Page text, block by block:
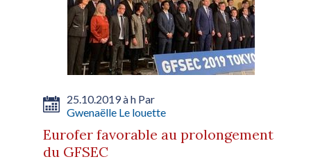
25.10.2019 à h Par
Gwenaëlle Le louette
Eurofer favorable au prolongement
du GFSEC